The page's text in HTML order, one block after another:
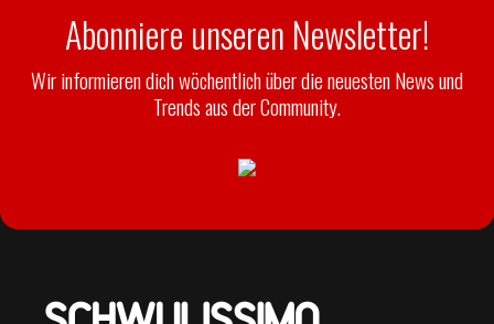
Abonniere unseren Newsletter!
Wir informieren dich wöchentlich über die neuesten News und
Trends aus der Community.